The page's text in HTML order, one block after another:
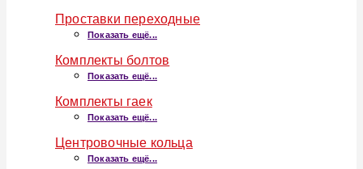
Проставки переходные
Показать ещё...
Комплекты болтов
Показать ещё...
Комплекты гаек
Показать ещё...
Центровочные кольца
Показать ещё...